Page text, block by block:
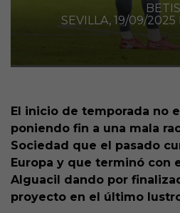
SEVILLA, 19/09/
El inicio de temporada no
poniendo fin a una mala
Sociedad que el pasado
Europa y que terminó con
Alguacil dando por
proyecto en el último